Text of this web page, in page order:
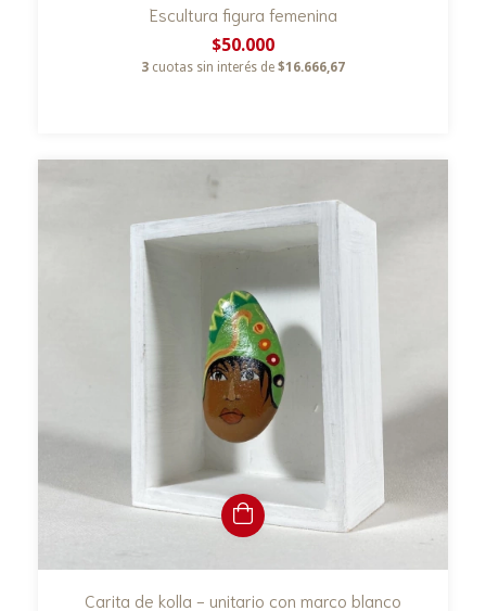
Escultura figura femenina
$50.000
3 cuotas sin interés de $16.666,67
Carita de kolla - unitario con marco blanco